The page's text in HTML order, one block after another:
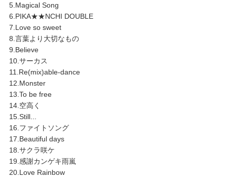
5.Magical Song
6.PIKA★★NCHI DOUBLE
7.Love so sweet
8.言葉より大切なもの
9.Believe
10.サーカス
11.Re(mix)able-dance
12.Monster
13.To be free
14.空高く
15.Still...
16.ファイトソング
17.Beautiful days
18.サクラ咲ケ
19.感謝カンゲキ雨嵐
20.Love Rainbow